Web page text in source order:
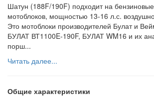
Шатун (188F/190F) подходит на бензиновые
мотоблоков, мощностью 13-16 л.с.
Это мотоблоки производителей Булат и
БУЛАТ ВТ1100E-190F, БУЛАТ WM16 и их
порш...
Читать далее...
Общие характеристики